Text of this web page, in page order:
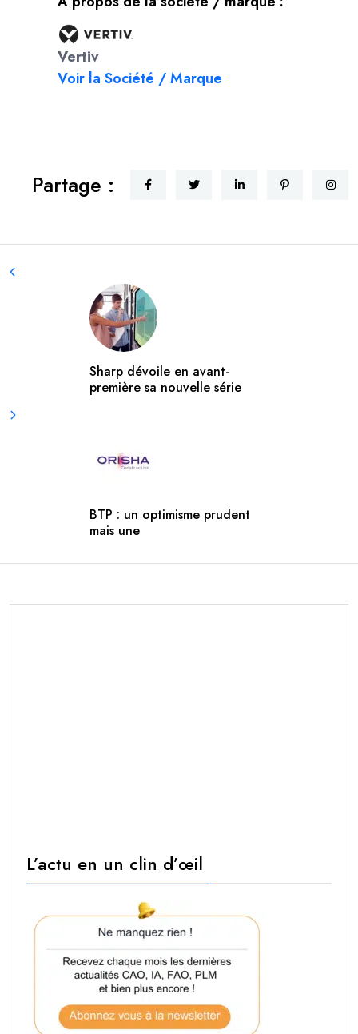
Vertiv
Voir la Société / Marque
Partage :
Sharp dévoile en avant-
première sa nouvelle série
BTP : un optimisme prudent
mais une
L’actu en un clin d’œil